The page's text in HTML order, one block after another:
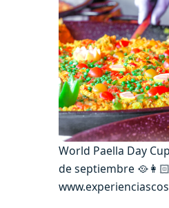
World Paella Day
de septiembre